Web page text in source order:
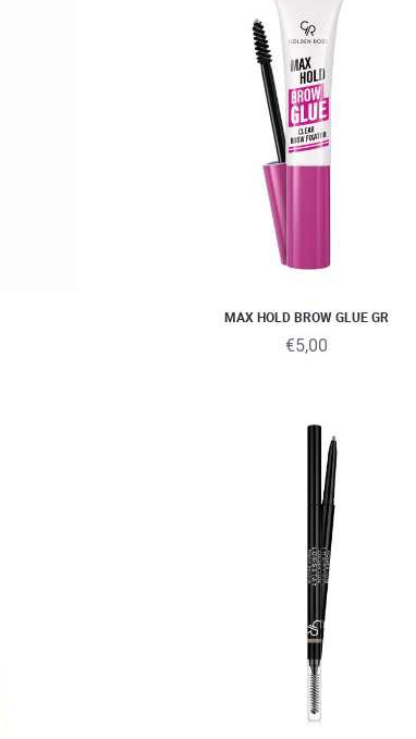
MAX HOLD BROW GLUE GR
€5,00